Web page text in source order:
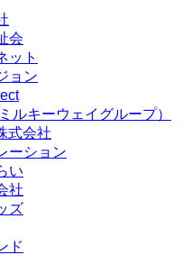
会
ット
ョン
ルキーウェイグループ）
式会社
ーション
い
社
ズ
ド